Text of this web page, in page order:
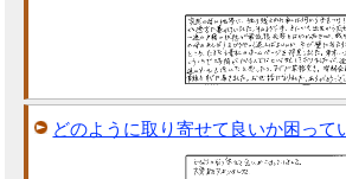
どのように取り寄せて良いか困って